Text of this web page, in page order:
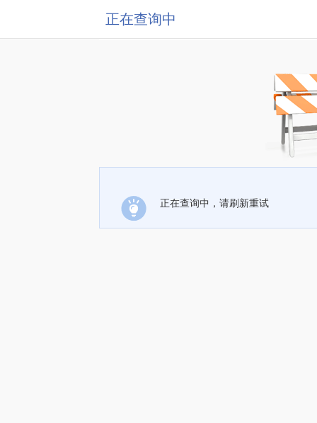
正在查询中
正在查询中，请刷新重试